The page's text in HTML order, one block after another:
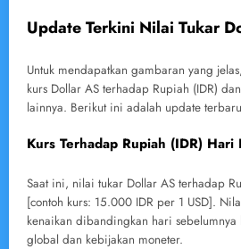
Update Terkini Nilai Tukar
Untuk mendapatkan gambaran yang
kurs Dollar AS terhadap Rupiah (IDR)
lainnya. Berikut ini adalah update
Kurs Terhadap Rupiah (IDR) Hari
Saat ini, nilai tukar Dollar AS terhadap
[contoh kurs: 15.000 IDR per 1 USD].
kenaikan dibandingkan hari sebelumnya
global dan kebijakan moneter.